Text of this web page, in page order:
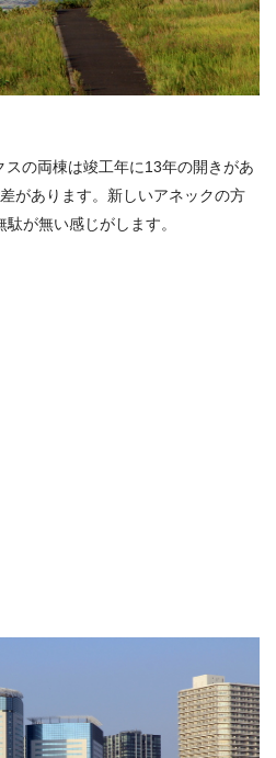
の両棟は竣工年に13年の開きがあ
があります。新しいアネックの方
が無い感じがします。